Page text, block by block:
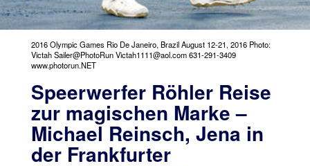
2016 Olympic Games Rio De Janeiro, Brazil August 12-21, 2016 Photo:
Victah Sailer@PhotoRun Victah1111@aol.com 631-291-3409
www.photorun.NET
Speerwerfer Röhler Reise
zur magischen Marke –
Michael Reinsch, Jena in
der Frankfurter